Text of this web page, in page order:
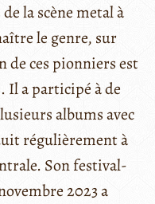
la scène metal à
le genre, sur
de ces pionniers est
Il a participé à de
albums avec
régulièrement à
Son festival-
2023 a